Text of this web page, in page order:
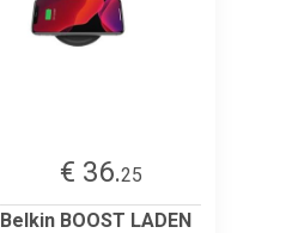
€ 36.25
Belkin BOOST LADEN